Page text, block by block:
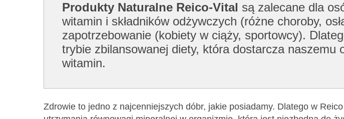
Produkty Naturalne Reico-Vital są zalecane dla
witamin i składników odżywczych (różne choroby,
zapotrzebowanie (kobiety w ciąży, sportowcy).
trybie zbilansowanej diety, która dostarcza naszemu
witamin.
Zdrowie to jedno z najcenniejszych dóbr, jakie posiadamy. Dlatego w